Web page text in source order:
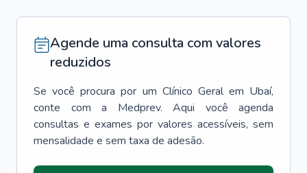
Agende uma consulta com valores
reduzidos
Se você procura por um Clínico Geral em Ubaí,
conte com a Medprev. Aqui você agenda
consultas e exames por valores acessíveis, sem
mensalidade e sem taxa de adesão.